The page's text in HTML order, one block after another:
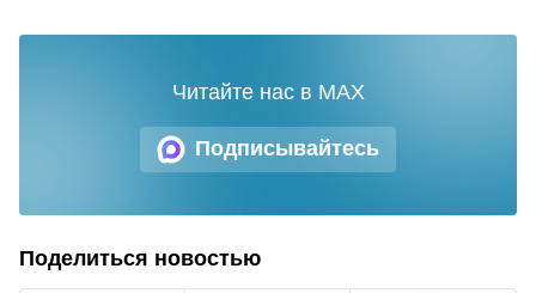
Подписывайтесь
Читайте нас в MAX
Поделиться новостью